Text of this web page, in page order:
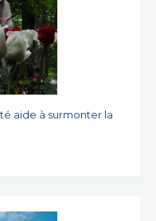
aide à surmonter la